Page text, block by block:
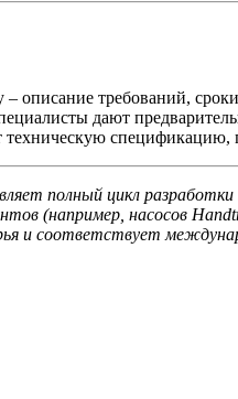
– описание требований,
дают
техническую спецификацию,
полный цикл разработки
(например, насосов
и соответствует